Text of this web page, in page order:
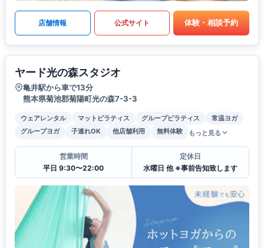
店舗情報 公式サイト 体験・相談予約
ヤード光の森スタジオ
亀井駅から車で13分
熊本県菊池郡菊陽町光の森7-3-3
ウェアレンタル マットピラティス グループピラティス
常温ヨガ
グループヨガ
子連れOK 他店舗利用 無料体験 もっと見る
営業時間
平日 9:30〜22:00
定休日
水曜日 他 ※事前告知致します